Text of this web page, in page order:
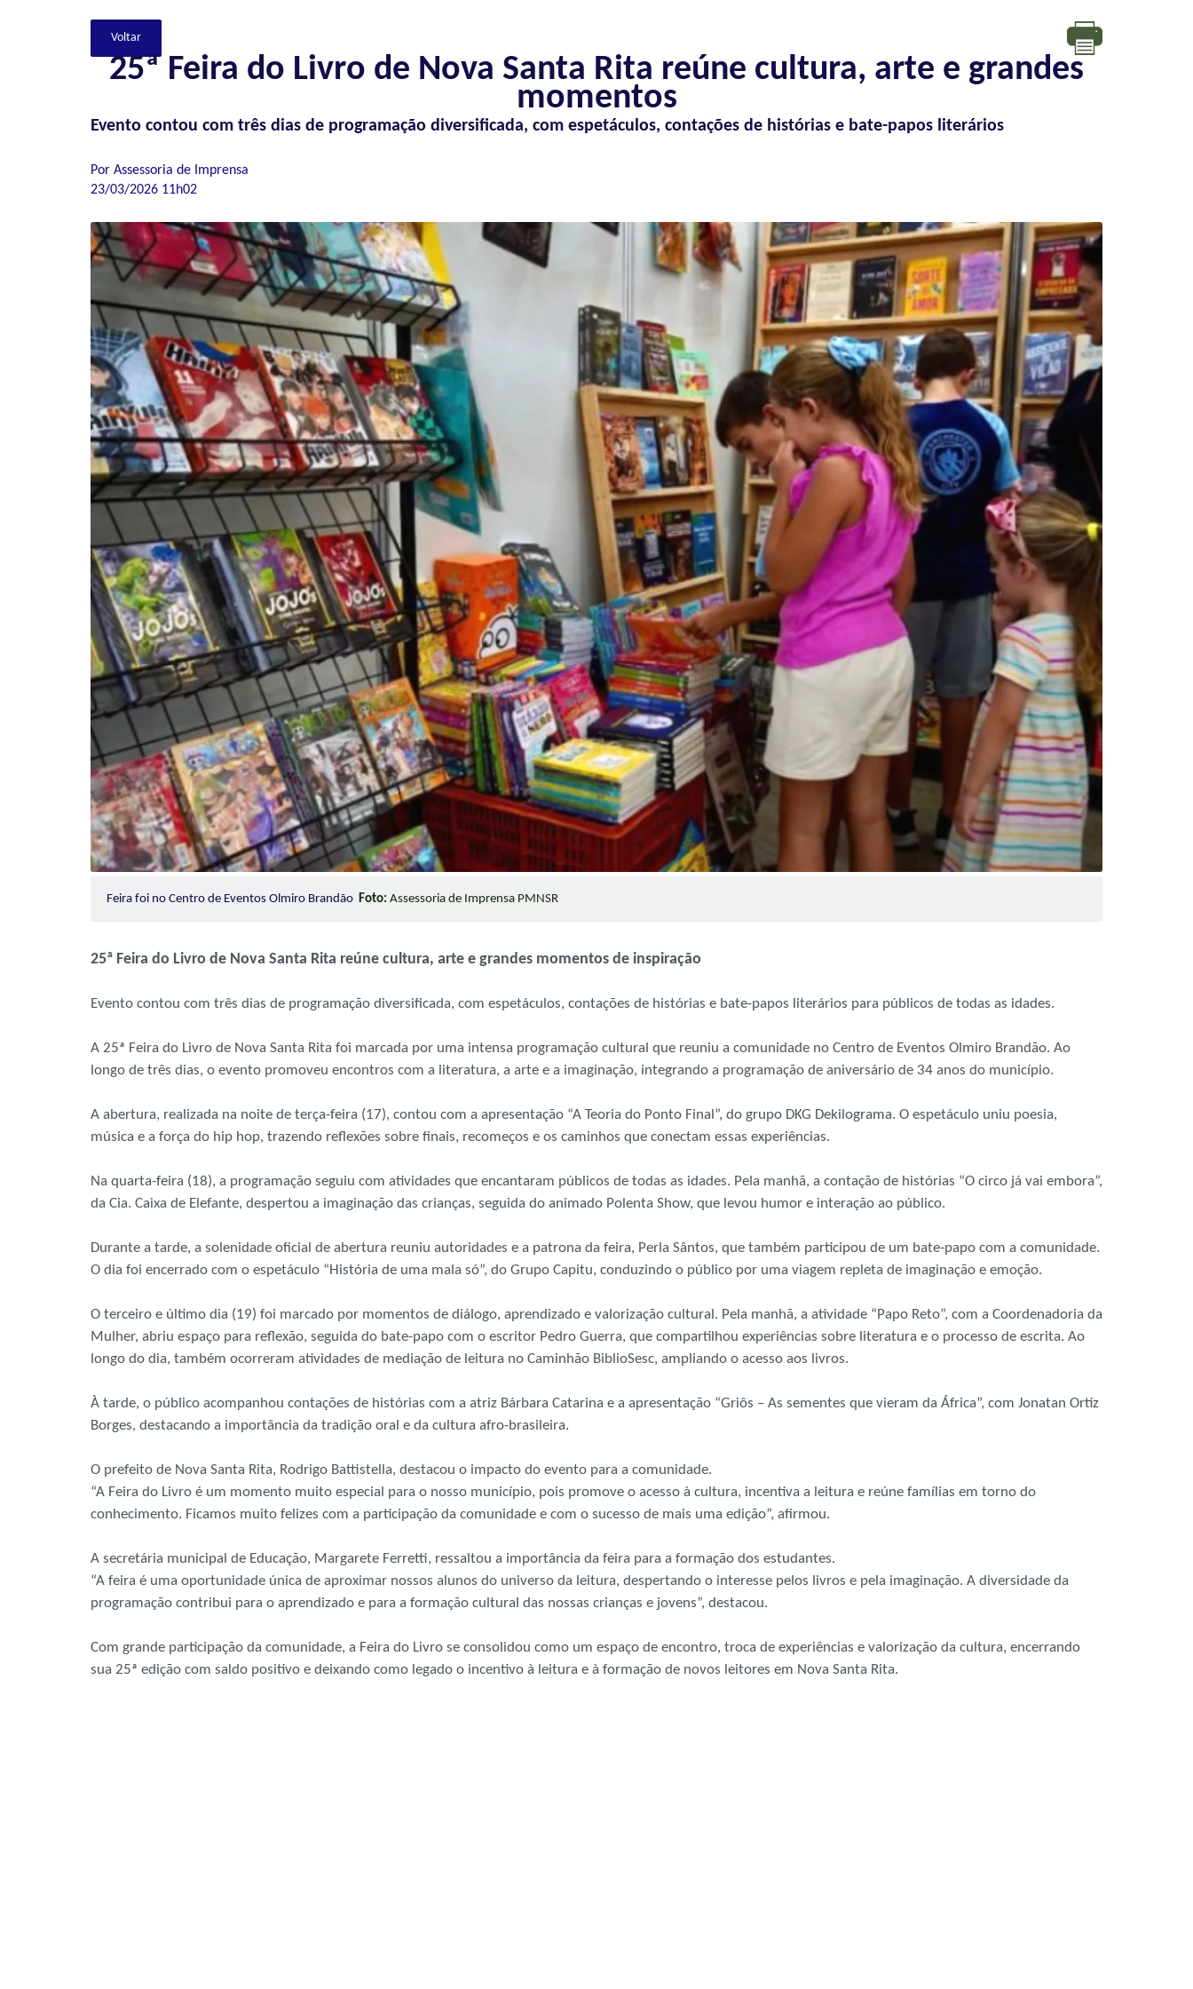
25ª Feira do Livro de Nova Santa Rita reúne cultura, arte e grandes
momentos
Evento contou com três dias de programação diversificada, com espetáculos, contações de histórias e bate-papos literários
Por Assessoria de Imprensa
23/03/2026 11h02
Feira foi no Centro de Eventos Olmiro Brandão Foto: Assessoria de Imprensa PMNSR
25ª Feira do Livro de Nova Santa Rita reúne cultura, arte e grandes momentos de inspiração
Evento contou com três dias de programação diversificada, com espetáculos, contações de histórias e bate-papos literários para públicos de todas as idades.
A 25ª Feira do Livro de Nova Santa Rita foi marcada por uma intensa programação cultural que reuniu a comunidade no Centro de Eventos Olmiro Brandão. Ao
longo de três dias, o evento promoveu encontros com a literatura, a arte e a imaginação, integrando a programação de aniversário de 34 anos do município.
A abertura, realizada na noite de terça-feira (17), contou com a apresentação “A Teoria do Ponto Final”, do grupo DKG Dekilograma. O espetáculo uniu poesia,
música e a força do hip hop, trazendo reflexões sobre finais, recomeços e os caminhos que conectam essas experiências.
Na quarta-feira (18), a programação seguiu com atividades que encantaram públicos de todas as idades. Pela manhã, a contação de histórias “O circo já vai embora”,
da Cia. Caixa de Elefante, despertou a imaginação das crianças, seguida do animado Polenta Show, que levou humor e interação ao público.
Durante a tarde, a solenidade oficial de abertura reuniu autoridades e a patrona da feira, Perla Sântos, que também participou de um bate-papo com a comunidade.
O dia foi encerrado com o espetáculo “História de uma mala só”, do Grupo Capitu, conduzindo o público por uma viagem repleta de imaginação e emoção.
O terceiro e último dia (19) foi marcado por momentos de diálogo, aprendizado e valorização cultural. Pela manhã, a atividade “Papo Reto”, com a Coordenadoria da
Mulher, abriu espaço para reflexão, seguida do bate-papo com o escritor Pedro Guerra, que compartilhou experiências sobre literatura e o processo de escrita. Ao
longo do dia, também ocorreram atividades de mediação de leitura no Caminhão BiblioSesc, ampliando o acesso aos livros.
À tarde, o público acompanhou contações de histórias com a atriz Bárbara Catarina e a apresentação “Griôs – As sementes que vieram da África”, com Jonatan Ortiz
Borges, destacando a importância da tradição oral e da cultura afro-brasileira.
O prefeito de Nova Santa Rita, Rodrigo Battistella, destacou o impacto do evento para a comunidade.
“A Feira do Livro é um momento muito especial para o nosso município, pois promove o acesso à cultura, incentiva a leitura e reúne famílias em torno do
conhecimento. Ficamos muito felizes com a participação da comunidade e com o sucesso de mais uma edição”, afirmou.
A secretária municipal de Educação, Margarete Ferretti, ressaltou a importância da feira para a formação dos estudantes.
“A feira é uma oportunidade única de aproximar nossos alunos do universo da leitura, despertando o interesse pelos livros e pela imaginação. A diversidade da
programação contribui para o aprendizado e para a formação cultural das nossas crianças e jovens”, destacou.
Com grande participação da comunidade, a Feira do Livro se consolidou como um espaço de encontro, troca de experiências e valorização da cultura, encerrando
sua 25ª edição com saldo positivo e deixando como legado o incentivo à leitura e à formação de novos leitores em Nova Santa Rita.